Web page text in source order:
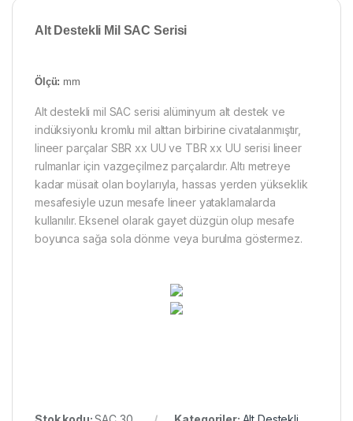
Alt Destekli Mil SAC Serisi
Ölçü: mm
Alt destekli mil SAC serisi alüminyum alt destek ve
indüksiyonlu kromlu mil alttan birbirine civatalanmıştır,
lineer parçalar SBR xx UU ve TBR xx UU serisi lineer
rulmanlar için vazgeçilmez parçalardır. Altı metreye
kadar müsait olan boylarıyla, hassas yerden yükseklik
mesafesiyle uzun mesafe lineer yataklamalarda
kullanılır. Eksenel olarak gayet düzgün olup mesafe
boyunca sağa sola dönme veya burulma göstermez.